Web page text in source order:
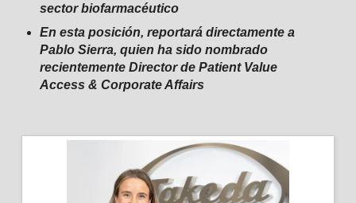
sector biofarmacéutico
En esta posición, reportará directamente a
Pablo Sierra, quien ha sido nombrado
recientemente Director de Patient Value
Access & Corporate Affairs